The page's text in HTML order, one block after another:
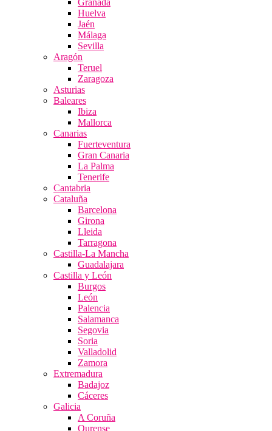
Granada
Huelva
Jaén
Málaga
Sevilla
Aragón
Teruel
Zaragoza
Asturias
Baleares
Ibiza
Mallorca
Canarias
Fuerteventura
Gran Canaria
La Palma
Tenerife
Cantabria
Cataluña
Barcelona
Girona
Lleida
Tarragona
Castilla-La Mancha
Guadalajara
Castilla y León
Burgos
León
Palencia
Salamanca
Segovia
Soria
Valladolid
Zamora
Extremadura
Badajoz
Cáceres
Galicia
A Coruña
Ourense